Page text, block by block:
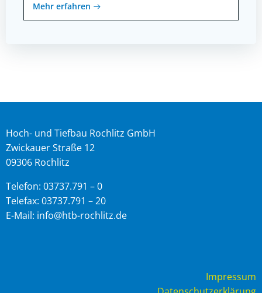
Mehr erfahren
Hoch- und Tiefbau Rochlitz GmbH
Zwickauer Straße 12
09306 Rochlitz
Telefon: 03737.791 – 0
Telefax: 03737.791 – 20
E-Mail: info@htb-rochlitz.de
Impressum